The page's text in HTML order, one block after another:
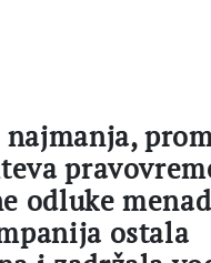
najmanja,
odluke
ostala